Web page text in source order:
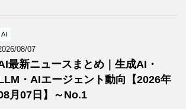
AI
08/07
最新ニュースまとめ｜生成AI・
・AIエージェント動向【2026年
月07日】～No.1